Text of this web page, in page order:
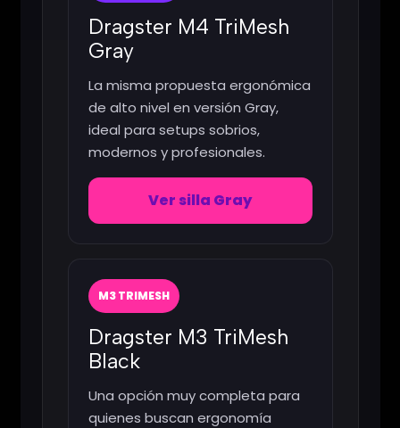
Dragster M4 TriMesh
Gray
La misma propuesta ergonómica
de alto nivel en versión Gray,
ideal para setups sobrios,
modernos y profesionales.
Ver silla Gray
M3 TRIMESH
Dragster M3 TriMesh
Black
Una opción muy completa para
quienes buscan ergonomía